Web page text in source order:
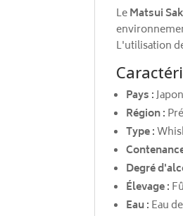
LeMatsui
L'utilisation
Pays :Japon
Région :
Type :
Degré
Élevage :
Eau : Eau